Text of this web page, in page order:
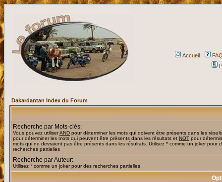
Accueil
Dakardantan Index du Forum
Recherche par Mots-clés:
Vous pouvez utiliserAND pour déterminer les mots qui doivent être présents dans les
pour déterminer les mots qui peuvent être présents dans les résultats et NOT pour
mots qui ne devraient pas être présents dans les résultats. Utilisez * comme un joker pour
recherches partielles
Recherche par Auteur:
Utilisez * comme un joker pour des recherches partielles